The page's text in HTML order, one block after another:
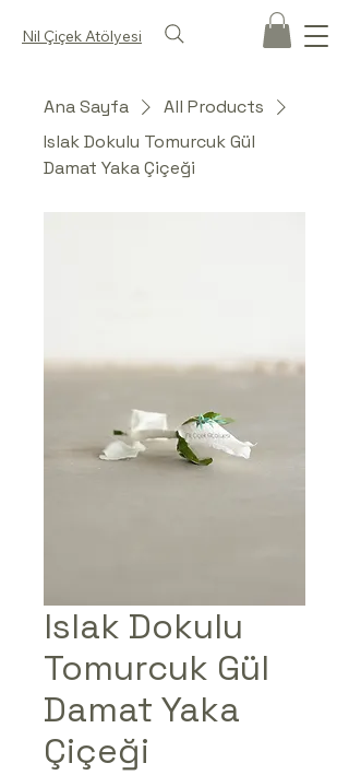
Nil Çiçek Atölyesi
Ana Sayfa
All Products
Islak Dokulu Tomurcuk Gül
Damat Yaka Çiçeği
Islak Dokulu
Tomurcuk Gül
Damat Yaka
Çiçeği